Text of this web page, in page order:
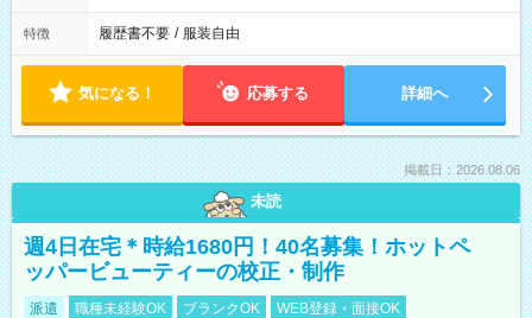
特徴 履歴書不要 / 服装自由
気になる！ 応募する 詳細へ
掲載日：2026.08.06
未読
週4日在宅＊時給1680円！40名募集！ホットペ
ッパービューティーの校正・制作
派遣 職種未経験OK ブランクOK WEB登録・面接OK